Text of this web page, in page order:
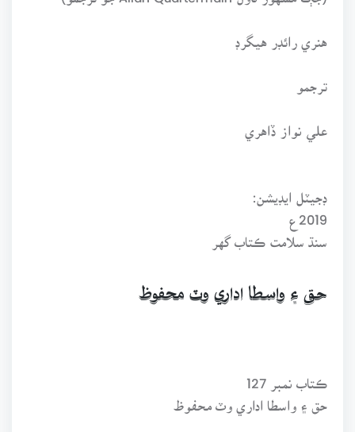
هنري رائڊر هيگرڊ
علي نواز ڏاهري
ڊجيٽل ايڊيشن:
2019ع
سنڌ سلامت ڪتاب گهر
حق ۽ واسطا اداري وٽ محفوظ
ڪتاب نمبر 127
حق ۽ واسطا اداري وٽ محفوظ